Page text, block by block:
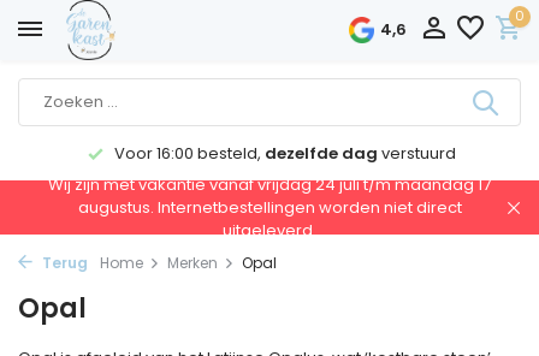
4,6
0
Voor 16:00 besteld, dezelfde dag verstuurd
Wij zijn met vakantie vanaf vrijdag 24 juli t/m maandag 17
augustus. Internetbestellingen worden niet direct
uitgeleverd.
Terug Home Merken Opal
Opal